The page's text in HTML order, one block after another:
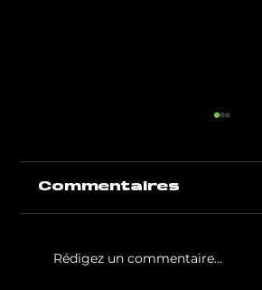
Commentaires
Rédigez un commentaire...